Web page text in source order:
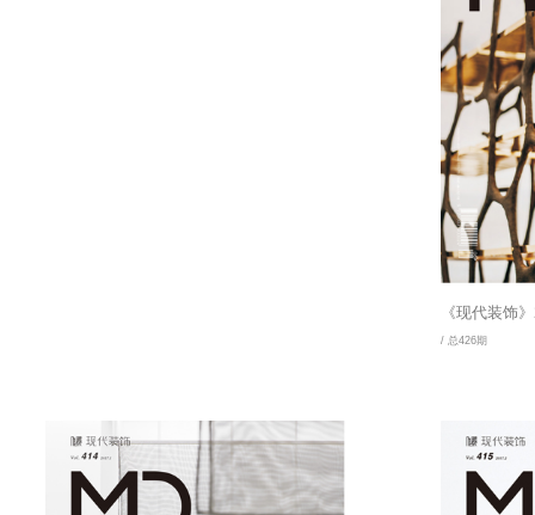
《现代装饰
/ 总426期